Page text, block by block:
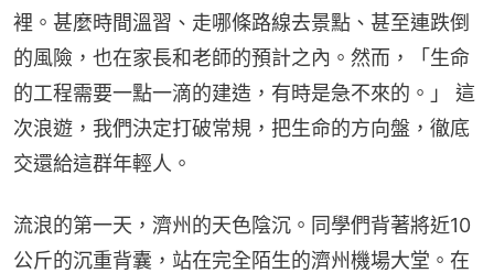
裡。甚麼時間溫習、走哪條路線去景點、甚至連跌倒
的風險，也在家長和老師的預計之內。然而，「生命
的工程需要一點一滴的建造，有時是急不來的。」 這
次浪遊，我們決定打破常規，把生命的方向盤，徹底
交還給這群年輕人。
流浪的第一天，濟州的天色陰沉。同學們背著將近10
公斤的沉重背囊，站在完全陌生的濟州機場大堂。在